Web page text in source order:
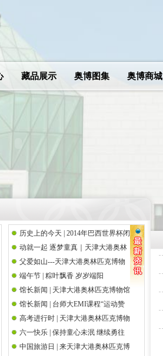
藏品展示 奥博图集 奥博商城
历史上的今天 | 2014年巴西世界杯闭
幕式
动就一起 逐梦童真｜天津大港奥林
匹克博物馆携手思而语幼儿园共庆
国际奥林匹克日
父爱如山---天津大港奥林匹克博物
馆祝天下父亲节日快乐
端午节 | 粽叶飘香 岁岁端阳
馆长新闻 | 天津大港奥林匹克博物馆
馆长吴经国先生参加第十八届海峡
论坛·海峡两岸关爱下一代成长论坛
馆长新闻 | 台师大EMI课程“运动赞
助策略研究”师生校外参访前国际奥
委会执行委员吴经国先生
高考进行时 | 天津大港奥林匹克博物
馆祝高考学子金榜题名
六一快乐 | 保持童心未泯 继续勇往
直前
中国旅游日 | 来天津大港奥林匹克博